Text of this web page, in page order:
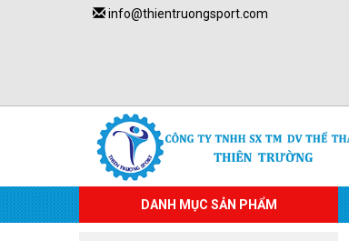
info@thientruongsport.com
DANH MỤC SẢN PHẨM